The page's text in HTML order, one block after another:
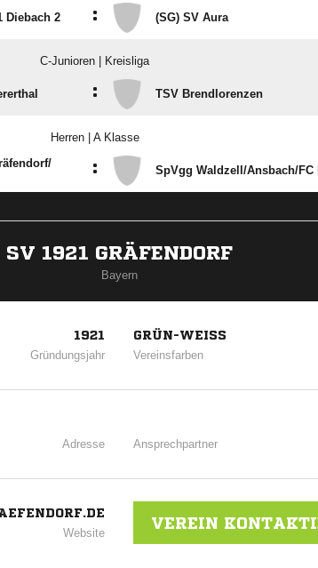
Diebach 2 : (SG) SV Aura
C-Junioren | Kreisliga
: TSV Brendlorenzen
Herren | A Klasse
: SpVgg Waldzell/​Ansbach/​FC
SV 1921 GRÄFENDORF
Bayern
1921
Gründungsjahr
GRÜN-WEISS
Vereinsfarben
Adresse Ansprechpartner
Website
VEREIN